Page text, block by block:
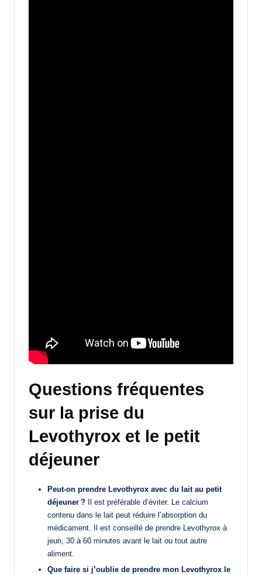
Questions fréquentes
sur la prise du
Levothyrox et le petit
déjeuner
Peut-on prendre Levothyrox avec du lait au petit
déjeuner ? Il est préférable d’éviter. Le calcium
contenu dans le lait peut réduire l’absorption du
médicament. Il est conseillé de prendre Levothyrox à
jeun, 30 à 60 minutes avant le lait ou tout autre
aliment.
Que faire si j’oublie de prendre mon Levothyrox le